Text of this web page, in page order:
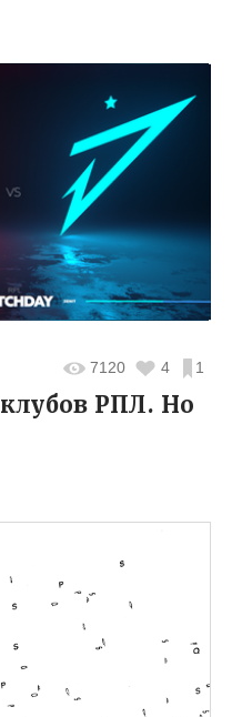
7120 4 1
РПЛ. Но